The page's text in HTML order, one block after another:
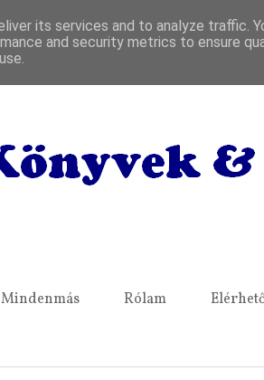
Mindenmás Rólam
its services and to analyze traffic.
and security metrics to ensure